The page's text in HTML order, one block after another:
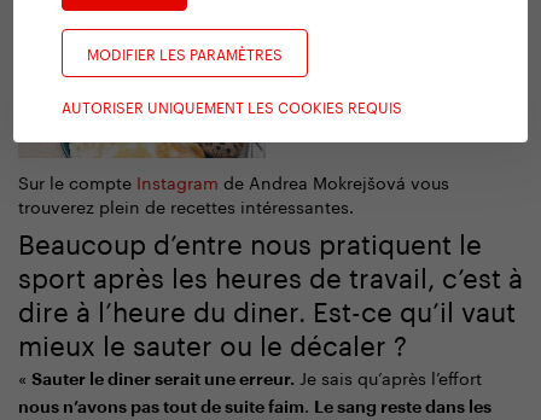
MODIFIER LES PARAMÈTRES
AUTORISER UNIQUEMENT LES COOKIES REQUIS
Sur le compte Instagram de Andrea Mokrejšová vous
trouverez plein de recettes intéressantes.
Beaucoup d’entre nous pratiquent le
sport après les heures de travail, c’est à
dire à l’heure du diner. Est-ce qu’il vaut
mieux le sauter ou le décaler ?
« Sauter le diner serait une erreur. Je sais qu’après l’effort
nous n’avons pas tout de suite faim. Le sang reste dans les